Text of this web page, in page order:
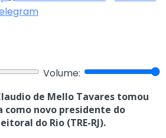
Volume:
de Mello Tavares tomou
como novo presidente do
do Rio (TRE-RJ).